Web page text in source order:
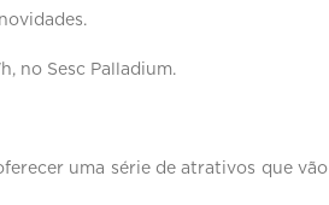
no Sesc Palladium.
uma série de atrativos que vão